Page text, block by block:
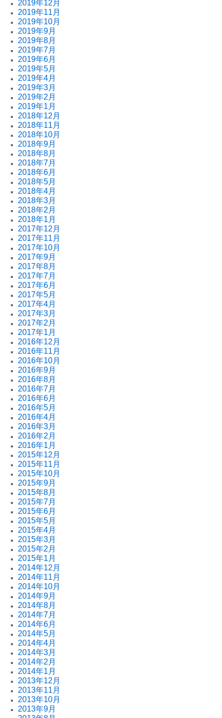
2019年12月
2019年11月
2019年10月
2019年9月
2019年8月
2019年7月
2019年6月
2019年5月
2019年4月
2019年3月
2019年2月
2019年1月
2018年12月
2018年11月
2018年10月
2018年9月
2018年8月
2018年7月
2018年6月
2018年5月
2018年4月
2018年3月
2018年2月
2018年1月
2017年12月
2017年11月
2017年10月
2017年9月
2017年8月
2017年7月
2017年6月
2017年5月
2017年4月
2017年3月
2017年2月
2017年1月
2016年12月
2016年11月
2016年10月
2016年9月
2016年8月
2016年7月
2016年6月
2016年5月
2016年4月
2016年3月
2016年2月
2016年1月
2015年12月
2015年11月
2015年10月
2015年9月
2015年8月
2015年7月
2015年6月
2015年5月
2015年4月
2015年3月
2015年2月
2015年1月
2014年12月
2014年11月
2014年10月
2014年9月
2014年8月
2014年7月
2014年6月
2014年5月
2014年4月
2014年3月
2014年2月
2014年1月
2013年12月
2013年11月
2013年10月
2013年9月